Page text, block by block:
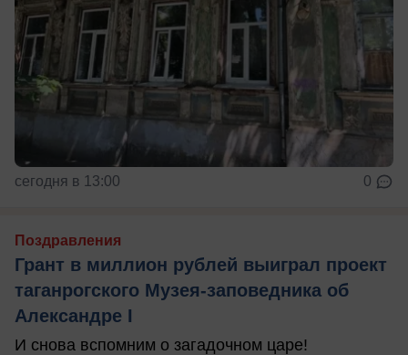
сегодня в 13:00 0
Поздравления
Грант в миллион рублей выиграл проект
таганрогского Музея-заповедника об
Александре I
И снова вспомним о загадочном царе!